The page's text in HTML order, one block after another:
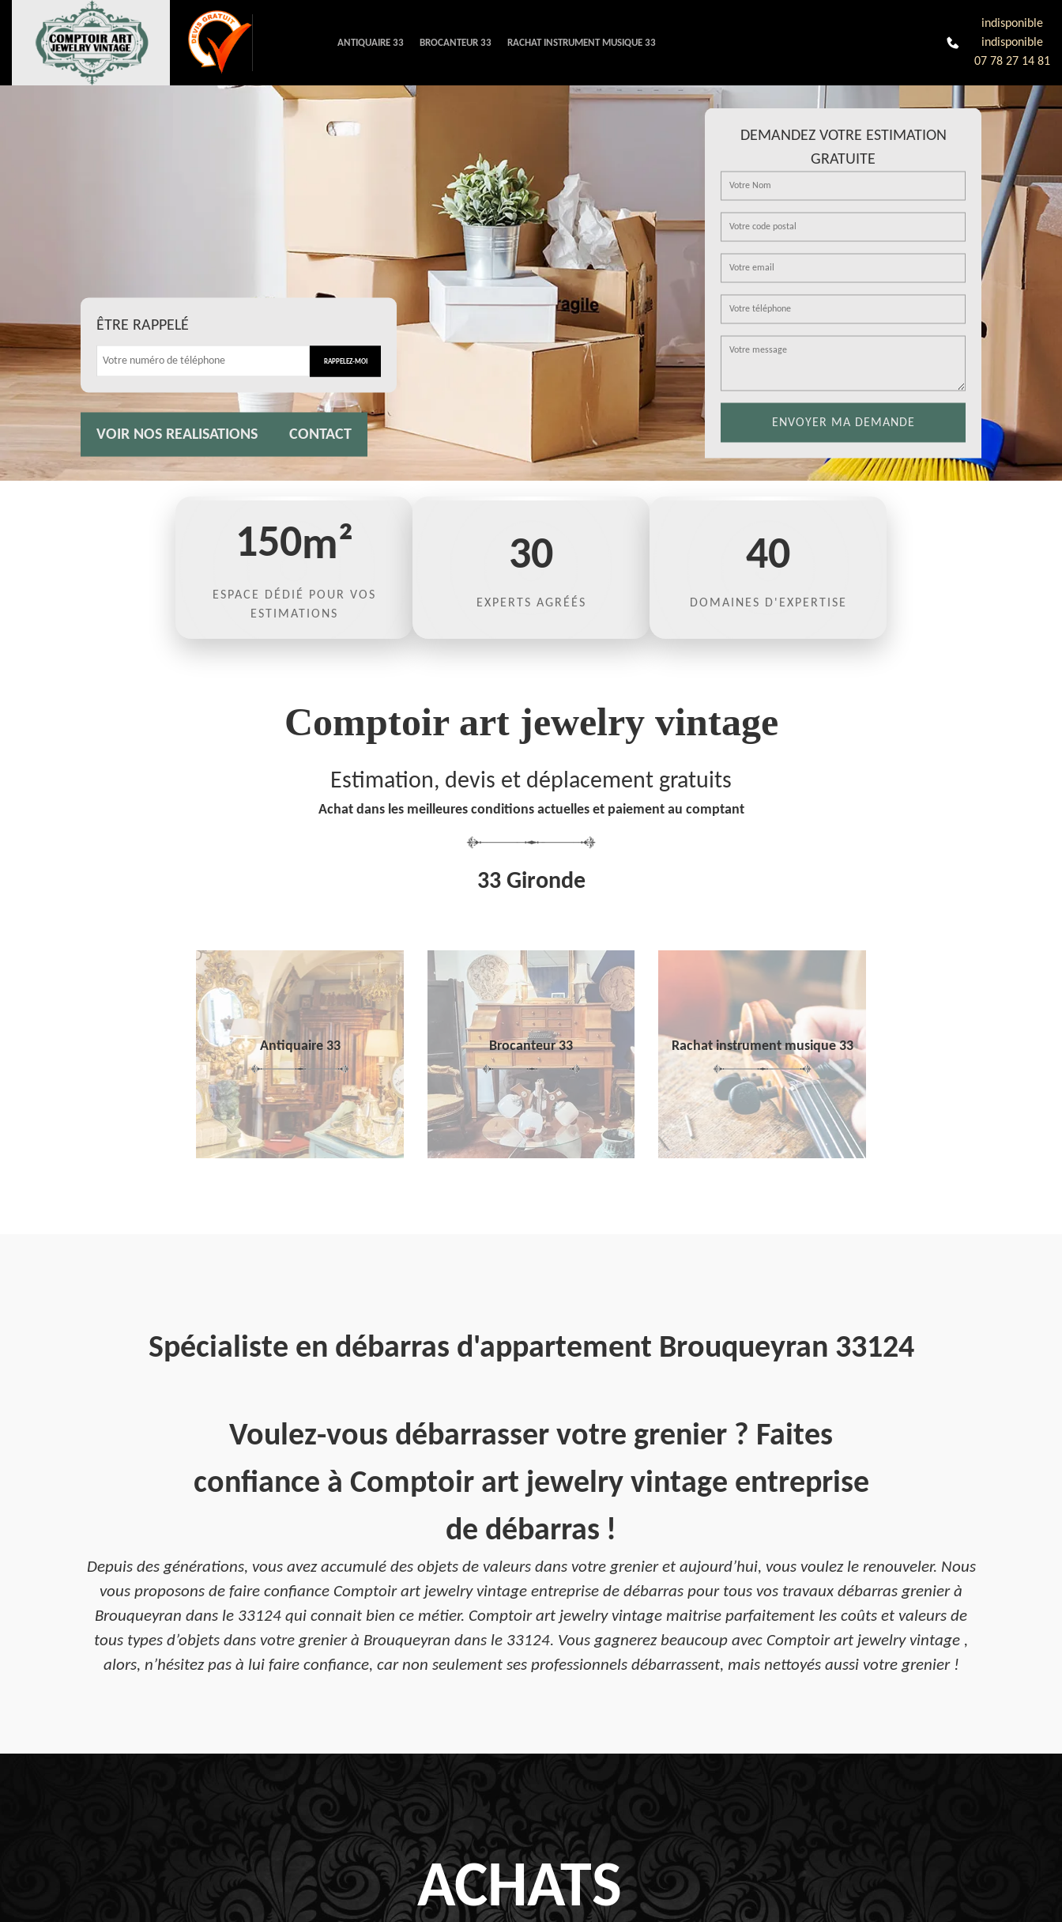
ANTIQUAIRE 33 BROCANTEUR 33 RACHAT INSTRUMENT MUSIQUE 33
indisponible
indisponible
07 78 27 14 81
ÊTRE RAPPELÉ
VOIR NOS REALISATIONS CONTACT
DEMANDEZ VOTRE ESTIMATION
GRATUITE
150m²
ESPACE DÉDIÉ POUR VOS
ESTIMATIONS
30
EXPERTS AGRÉÉS
40
DOMAINES D'EXPERTISE
Comptoir art jewelry vintage
Estimation, devis et déplacement gratuits
Achat dans les meilleures conditions actuelles et paiement au comptant
33 Gironde
Antiquaire 33 Brocanteur 33 Rachat instrument musique 33
Spécialiste en débarras d'appartement Brouqueyran 33124
Voulez-vous débarrasser votre grenier ? Faites
confiance à Comptoir art jewelry vintage entreprise
de débarras !
Depuis des générations, vous avez accumulé des objets de valeurs dans votre grenier et aujourd’hui, vous voulez le renouveler. Nous
vous proposons de faire confiance Comptoir art jewelry vintage entreprise de débarras pour tous vos travaux débarras grenier à
Brouqueyran dans le 33124 qui connait bien ce métier. Comptoir art jewelry vintage maitrise parfaitement les coûts et valeurs de
tous types d’objets dans votre grenier à Brouqueyran dans le 33124. Vous gagnerez beaucoup avec Comptoir art jewelry vintage ,
alors, n’hésitez pas à lui faire confiance, car non seulement ses professionnels débarrassent, mais nettoyés aussi votre grenier !
ACHATS